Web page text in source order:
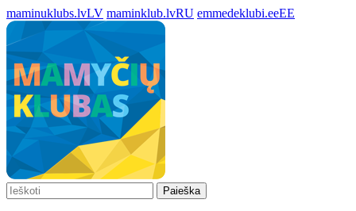
maminuklubs.lvLV maminklub.lvRU emmedeklubi.eeEE
Paieška